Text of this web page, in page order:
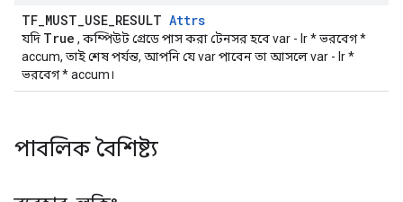
TF_MUST_USE_RESULT Attrs
যদি True , কম্পিউট গ্রেডে পাস করা টেনসর হবে var - lr * ভরবেগ *
accum, তাই শেষ পর্যন্ত, আপনি যে var পাবেন তা আসলে var - lr *
ভরবেগ * accum।
পাবলিক বৈশিষ্ট্য